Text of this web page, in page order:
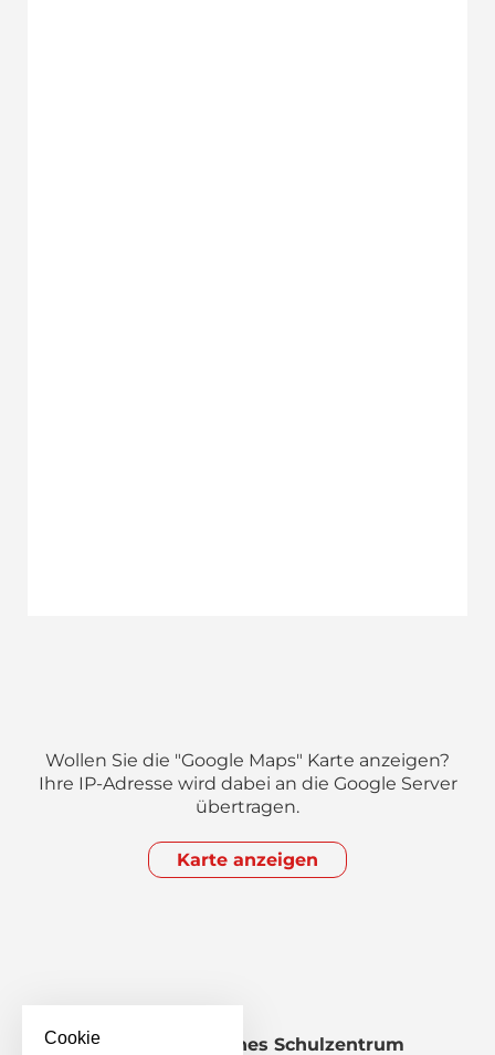
Wollen Sie die "Google Maps" Karte anzeigen?
Ihre IP-Adresse wird dabei an die Google Server
übertragen.
Karte anzeigen
Staatliches Berufliches Schulzentrum
Cookie